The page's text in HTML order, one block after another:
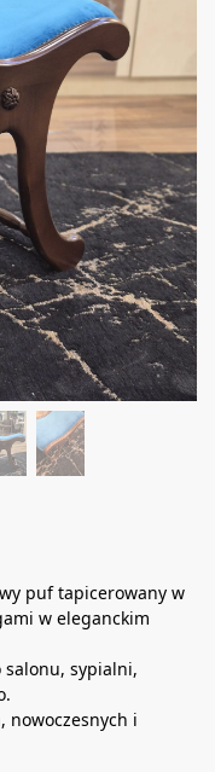
puf tapicerowany w
w eleganckim
salonu, sypialni,
nowoczesnych i